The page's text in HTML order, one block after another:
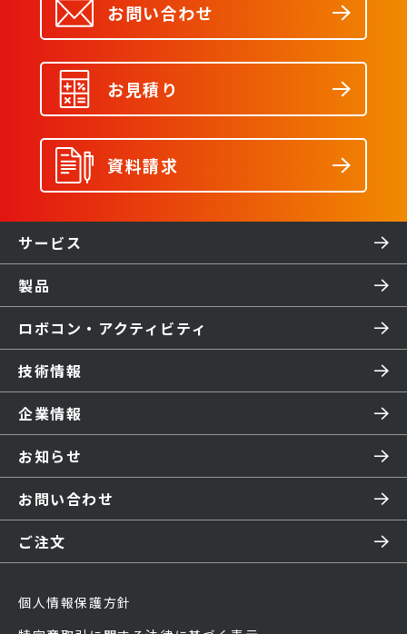
お問い合わせ
お見積り
資料請求
サービス
製品
ロボコン・アクティビティ
技術情報
企業情報
お知らせ
お問い合わせ
ご注文
個人情報保護方針